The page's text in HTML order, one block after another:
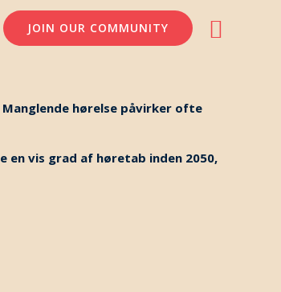
JOIN OUR COMMUNITY Søg
hørelse påvirker ofte
en vis grad af høretab inden 2050,